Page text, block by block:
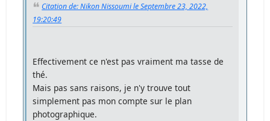
Citation de: Nikon Nissoumi le Septembre 23, 2022,
19:20:49
Effectivement ce n'est pas vraiment ma tasse de
thé.
Mais pas sans raisons, je n'y trouve tout
simplement pas mon compte sur le plan
photographique.